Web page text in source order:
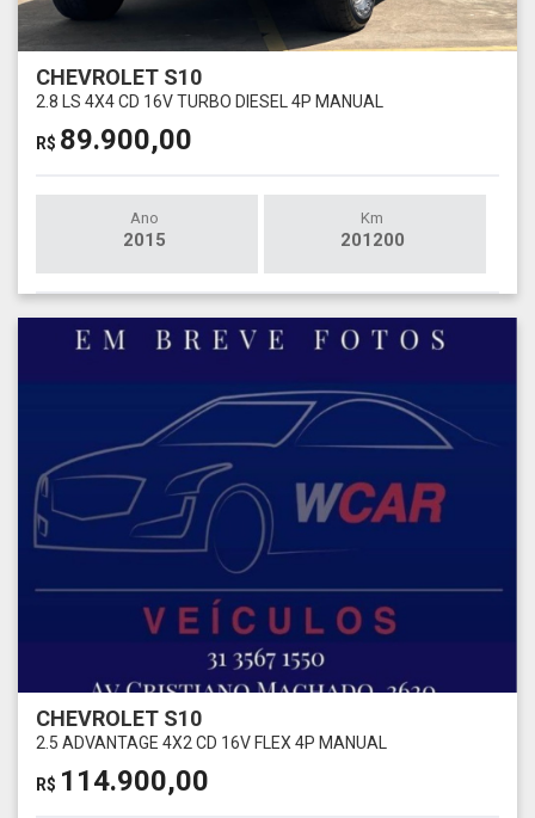
CHEVROLET S10
2.8 LS 4X4 CD 16V TURBO DIESEL 4P MANUAL
R$ 89.900,00
Ano
2015
Km
201200
CHEVROLET S10
2.5 ADVANTAGE 4X2 CD 16V FLEX 4P MANUAL
R$ 114.900,00